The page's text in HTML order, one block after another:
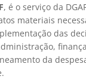
, é o serviço da
materiais
das
da